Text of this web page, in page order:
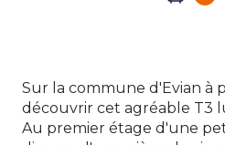
Sur la commune d'Evian à
découvrir cet agréable T3
Au premier étage d'une